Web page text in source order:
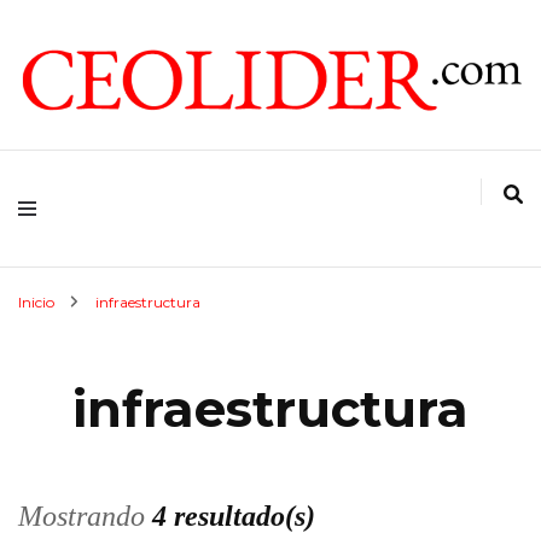
CEOLIDER.COM
Inicio infraestructura
infraestructura
Mostrando4 resultado(s)